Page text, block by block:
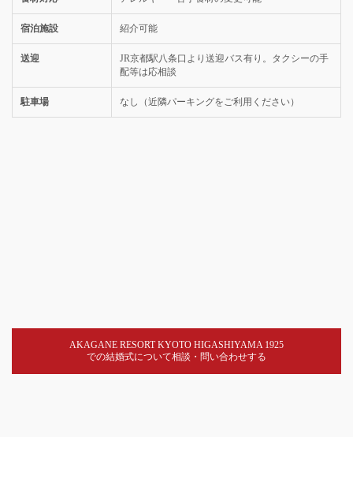
宿泊施設 紹介可能
送迎
JR京都駅八条口より送迎バス有り。タクシーの手
配等は応相談
駐車場 なし（近隣パーキングをご利用ください）
AKAGANE RESORT KYOTO HIGASHIYAMA 1925
での結婚式について相談・問い合わせする